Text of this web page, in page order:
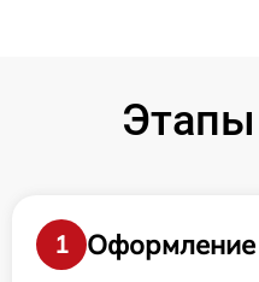
1
Оформление